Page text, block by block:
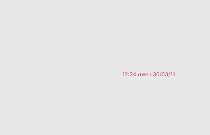
30/03/11 בשעה 12:34